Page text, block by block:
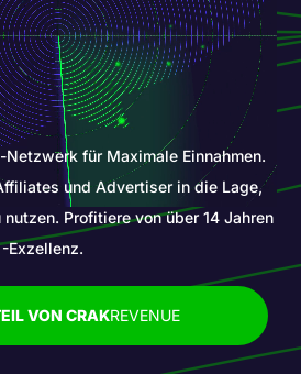
für Maximale Einnahmen.
und Advertiser in die Lage,
Profitiere von über 14 Jahren
Exzellenz.
VON CRAKREVENUE